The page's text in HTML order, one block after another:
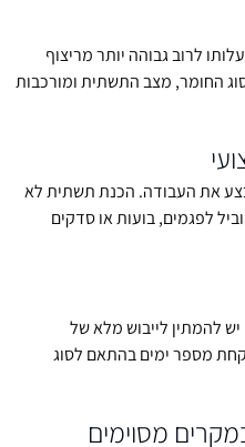
לרוב גבוהה יותר מריצוף
החומר, מצב התשתית ומורכבות
את העבודה. הכנת תשתית לא
לפגמים, בועות או סדקים
להמתין לייבוש מלא של
מספר ימים בהתאם לסוג